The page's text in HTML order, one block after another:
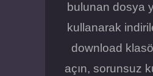
bulunan dosya
kullanarak
download
açın, sorunsuz